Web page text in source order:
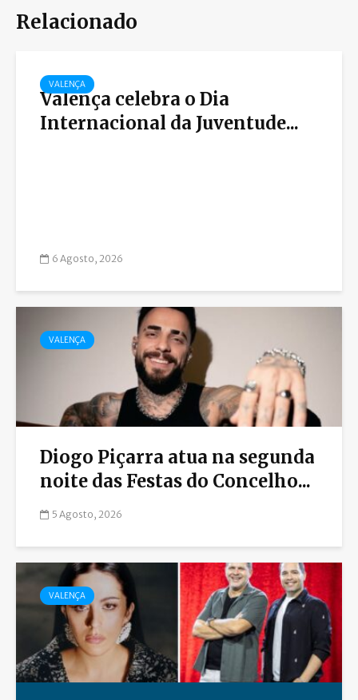
Relacionado
VALENÇA
Valença celebra o Dia
Internacional da Juventude...
6 Agosto, 2026
VALENÇA
Diogo Piçarra atua na segunda
noite das Festas do Concelho...
5 Agosto, 2026
VALENÇA